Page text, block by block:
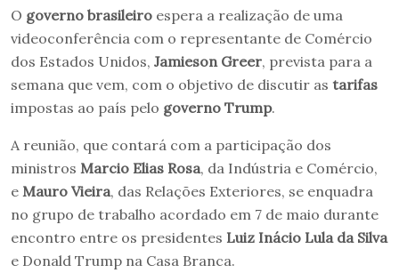
O governo brasileiro espera a realização de uma
videoconferência com o representante de Comércio
dos Estados Unidos, Jamieson Greer, prevista para a
semana que vem, com o objetivo de discutir as tarifas
impostas ao país pelo governo Trump.
A reunião, que contará com a participação dos
ministros Marcio Elias Rosa, da Indústria e Comércio,
e Mauro Vieira, das Relações Exteriores, se enquadra
no grupo de trabalho acordado em 7 de maio durante
encontro entre os presidentes Luiz Inácio Lula da Silva
e Donald Trump na Casa Branca.